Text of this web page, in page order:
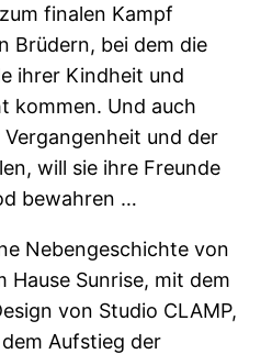
finalen Kampf
Brüdern, bei dem die
ihrer Kindheit und
kommen. Und auch
Vergangenheit und der
will sie ihre Freunde
bewahren …
Nebengeschichte von
Hause Sunrise, mit dem
von Studio CLAMP,
Aufstieg der